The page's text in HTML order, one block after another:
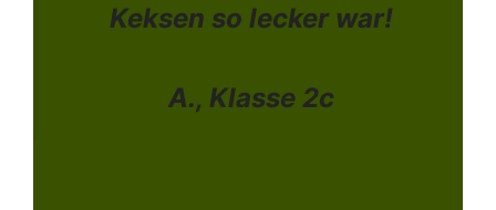
Keksen so lecker war!
A., Klasse 2c